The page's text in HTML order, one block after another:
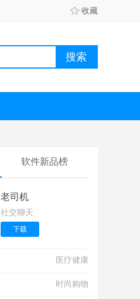
收藏
软件新品榜
老司机
社交聊天
下载
医疗健康
时尚购物